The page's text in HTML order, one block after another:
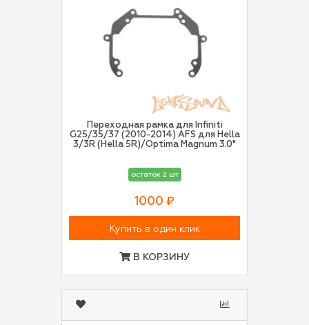
Переходная рамка для Infiniti
G25/35/37 (2010-2014) AFS для Hella
3/3R (Hella 5R)/Optima Magnum 3.0"
остаток 2 шт
1000 ₽
Купить в один клик
В КОРЗИНУ